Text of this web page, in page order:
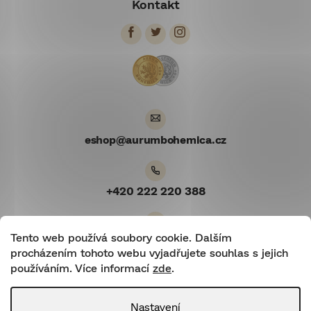
Tento web používá soubory cookie. Dalším
procházením tohoto webu vyjadřujete souhlas s jejich
používáním. Více informací zde.
Nastavení
Kontakt
eshop@aurumbohemica.cz
+420 222 220 388
Youtube